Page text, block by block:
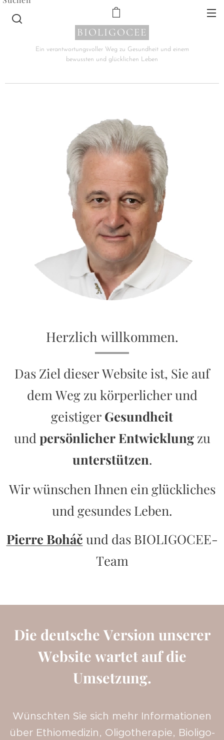
BIOLIGOCEE
Ein verantwortungsvoller Weg zu Gesundheit und einem
bewussten und glücklichen Leben
Herzlich willkommen.
Das Ziel dieser Website ist, Sie auf
dem Weg zu körperlicher und
geistiger Gesundheit
und persönlicher Entwicklungzu
unterstützen.
Wir wünschen Ihnen ein glückliches
und gesundes Leben.
Pierre Boháč und das BIOLIGOCEE-
Team
Die deutsche Version unserer
Website wartet auf die
Umsetzung.
Wünschten Sie sich mehr Informationen
über Ethiomedizin, Oligotherapie, Bioligo-